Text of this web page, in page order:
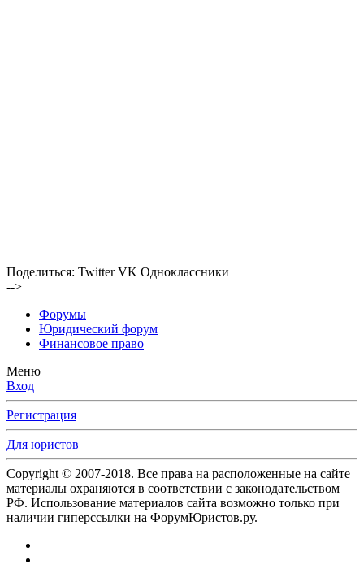
Поделиться: Twitter VK Одноклассники
-->
Форумы
Юридический форум
Финансовое право
Меню
Вход
Регистрация
Для юристов
Copyright © 2007-2018. Все права на расположенные на сайте
материалы охраняются в соответствии с законодательством
РФ. Использование материалов сайта возможно только при
наличии гиперссылки на ФорумЮристов.ру.